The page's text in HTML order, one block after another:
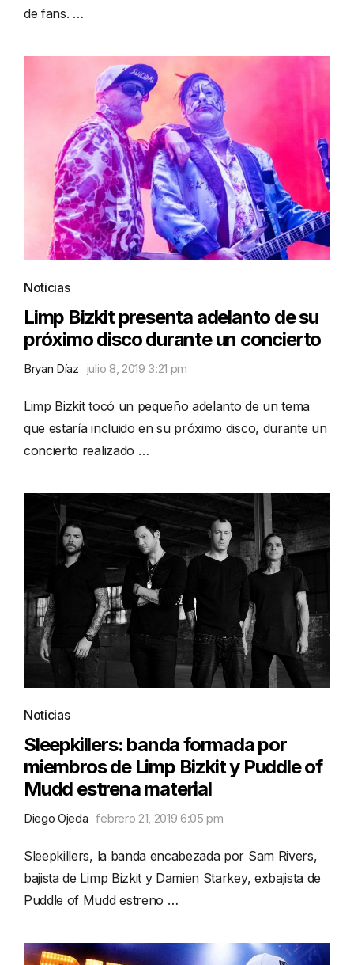
de fans. …
Noticias
Limp Bizkit presenta adelanto de su
próximo disco durante un concierto
Bryan Díaz julio 8, 2019 3:21 pm
Limp Bizkit tocó un pequeño adelanto de un tema
que estaría incluido en su próximo disco, durante un
concierto realizado …
Noticias
Sleepkillers: banda formada por
miembros de Limp Bizkit y Puddle of
Mudd estrena material
Diego Ojeda febrero 21, 2019 6:05 pm
Sleepkillers, la banda encabezada por Sam Rivers,
bajista de Limp Bizkit y Damien Starkey, exbajista de
Puddle of Mudd estreno …